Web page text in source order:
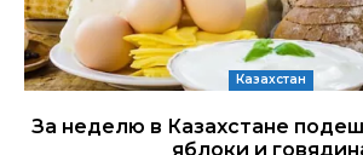
Казахстан
За неделю в Казахстане
яблоки и